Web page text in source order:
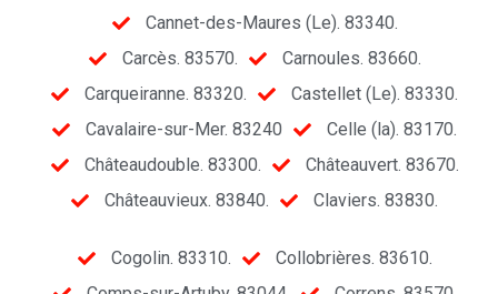
Cannet-des-Maures (Le). 83340.
Carcès. 83570.
Carnoules. 83660.
Carqueiranne. 83320.
Castellet (Le). 83330.
Cavalaire-sur-Mer. 83240
Celle (la). 83170.
Châteaudouble. 83300.
Châteauvert. 83670.
Châteauvieux. 83840.
Claviers. 83830.
Cogolin. 83310.
Collobrières. 83610.